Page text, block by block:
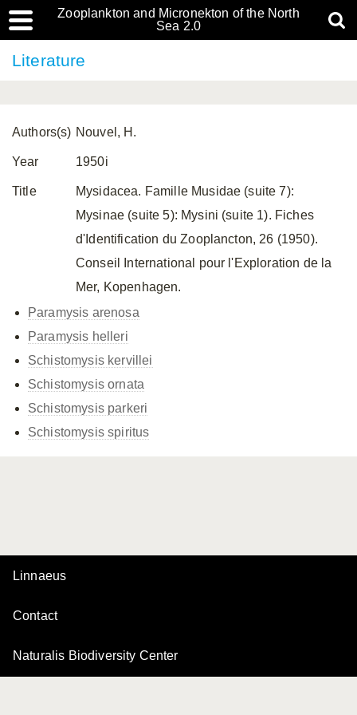
Zooplankton and Micronekton of the North
Sea 2.0
Literature
Authors(s) Nouvel, H.
Year 1950i
Title
Mysidacea. Famille Musidae (suite 7):
Mysinae (suite 5): Mysini (suite 1). Fiches
d'Identification du Zooplancton, 26 (1950).
Conseil International pour l'Exploration de la
Mer, Kopenhagen.
Paramysis arenosa
Paramysis helleri
Schistomysis kervillei
Schistomysis ornata
Schistomysis parkeri
Schistomysis spiritus
Linnaeus
Contact
Naturalis Biodiversity Center